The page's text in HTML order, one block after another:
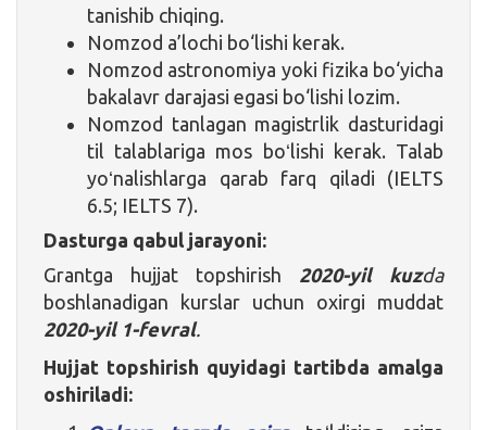
tanishib chiqing.
Nomzod a’lochi bo‘lishi kerak.
Nomzod astronomiya yoki fizika bo‘yicha
bakalavr darajasi egasi bo‘lishi lozim.
Nomzod tanlagan magistrlik dasturidagi
til talablariga mos boʻlishi kerak. Talab
yoʻnalishlarga qarab farq qiladi (IELTS
6.5; IELTS 7).
Dasturga qabul jarayoni:
Grantga hujjat topshirish 2020-yil kuzda
boshlanadigan kurslar uchun oxirgi muddat
2020-yil 1-fevral.
Hujjat topshirish quyidagi tartibda amalga
oshiriladi: